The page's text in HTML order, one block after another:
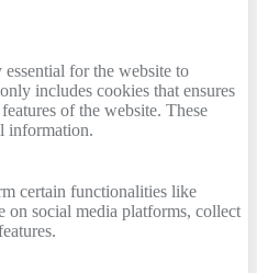
for the website to
includes cookies that ensures
of the website. These
information.
certain functionalities like
on social media platforms, collect